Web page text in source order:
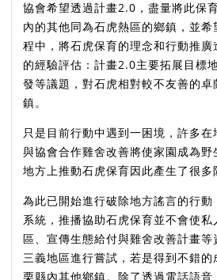
協會希望透過計畫2.0，盡量將此保
內的其他同為石虎熱區的鄉鎮，並
程中，將石虎保育的理念和行動推
的經驗評估：計畫2.0主要拓展目標
發等議題，對石虎相對較不友善的
鎮。
只是目前行動中遇到一困境，許多
與協會合作雞舍改善將使家園成為
地方上推動石虎保育因此產生了很多
為此已開始進行破除地方謠言的行
系統，推播協助石虎保育並不會使
區、宣傳生態給付與雞舍改善計畫等
三義地區進行嘗試，若是得到不錯
栗縣內其他鄉鎮。除了透過電話語